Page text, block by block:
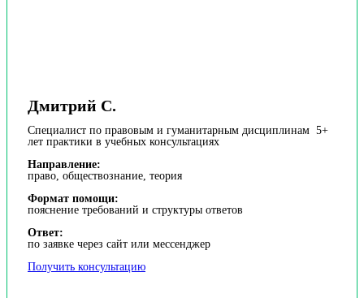
Дмитрий С.
Специалист по правовым и гуманитарным дисциплинам 5+
лет практики в учебных консультациях
Направление:
право, обществознание, теория
Формат помощи:
пояснение требований и структуры ответов
Ответ:
по заявке через сайт или мессенджер
Получить консультацию